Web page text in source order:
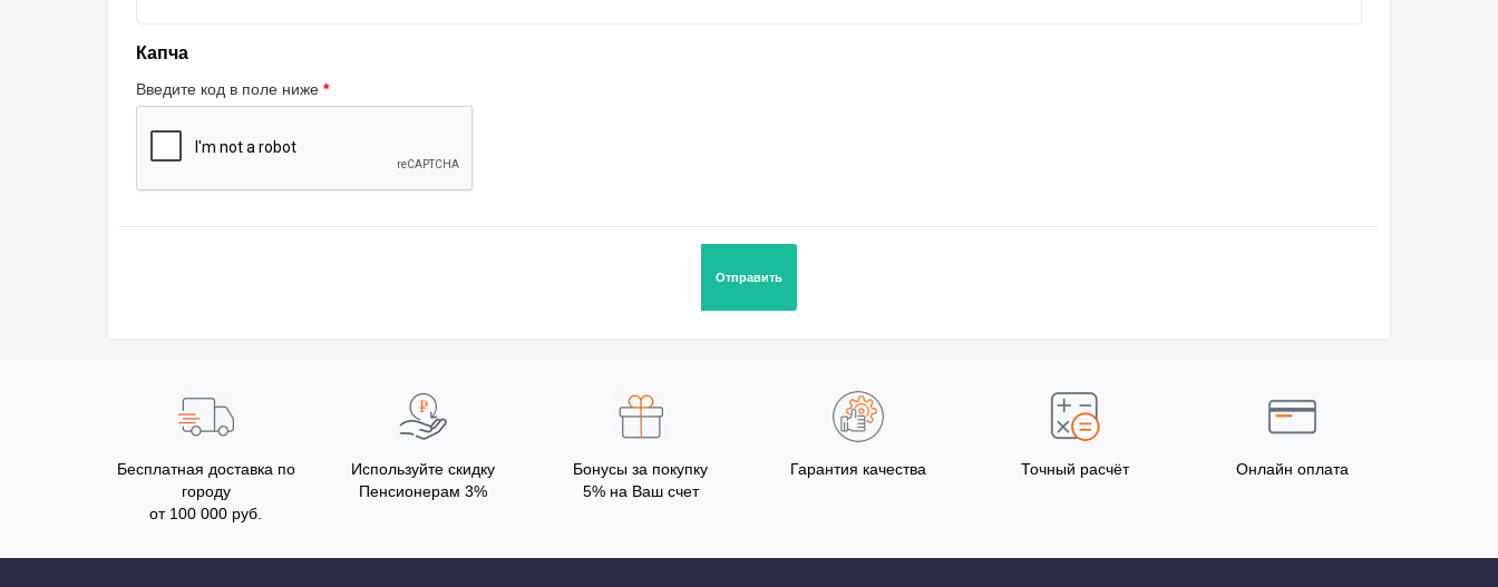
Капча
Введите код в поле ниже
Бесплатная доставка по
городу
от 100 000 руб.
Используйте скидку
Пенсионерам 3%
Бонусы за покупку
5% на Ваш счет
Гарантия качества Точный расчёт Онлайн оплата